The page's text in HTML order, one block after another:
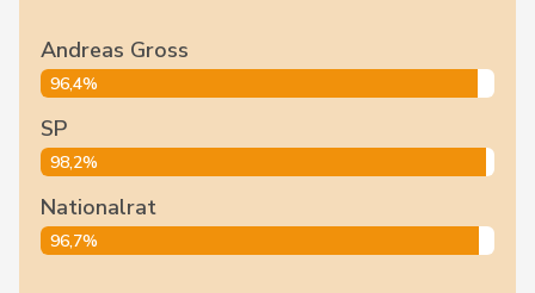
Andreas Gross
96,4%
SP
98,2%
Nationalrat
96,7%